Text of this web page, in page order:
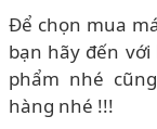
Để chọn mua
bạn hãy đến với
phẩm nhé
hàng nhé !!!